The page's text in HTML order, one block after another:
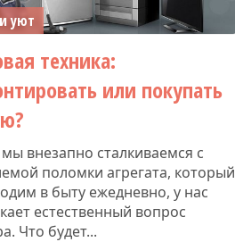
уют
техника:
или покупать
внезапно сталкиваемся с
поломки агрегата, который
в быту ежедневно, у нас
естественный вопрос
Что будет...